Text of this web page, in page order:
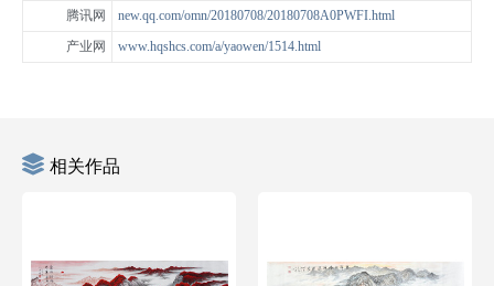
腾讯网
new.qq.com/omn/20180708/20180708A0PWFI.html
产业网
www.hqshcs.com/a/yaowen/1514.html
相关作品